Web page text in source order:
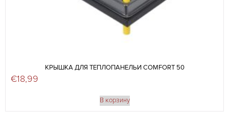
КРЫШКА ДЛЯ ТЕПЛОПАНЕЛЬИ COMFORT 50
€18,99
В корзину